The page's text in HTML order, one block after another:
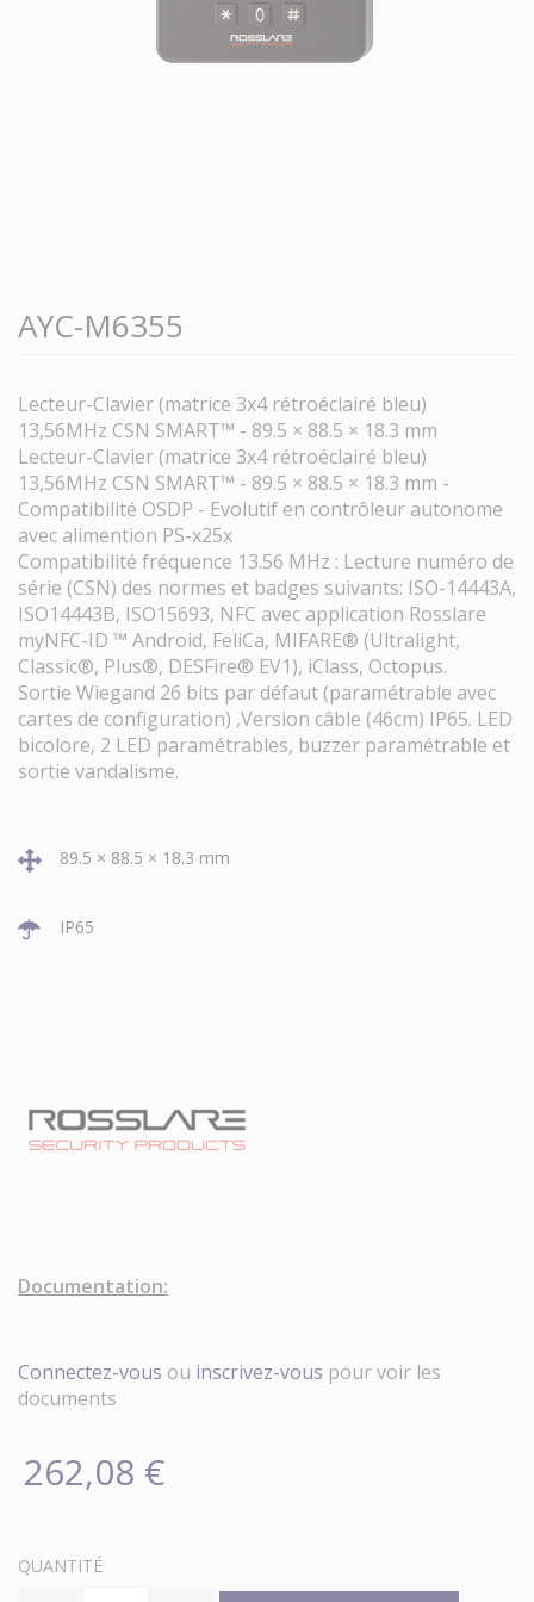
AYC-M6355
Lecteur-Clavier (matrice 3x4 rétroéclairé bleu)
13,56MHz CSN SMART™ - 89.5 × 88.5 × 18.3 mm
Lecteur-Clavier (matrice 3x4 rétroéclairé bleu)
13,56MHz CSN SMART™ - 89.5 × 88.5 × 18.3 mm -
Compatibilité OSDP - Evolutif en contrôleur autonome
avec alimention PS-x25x
Compatibilité fréquence 13.56 MHz : Lecture numéro de
série (CSN) des normes et badges suivants: ISO-14443A,
ISO14443B, ISO15693, NFC avec application Rosslare
myNFC-ID ™ Android, FeliCa, MIFARE® (Ultralight,
Classic®, Plus®, DESFire® EV1), iClass, Octopus.
Sortie Wiegand 26 bits par défaut (paramétrable avec
cartes de configuration) ,Version câble (46cm) IP65. LED
bicolore, 2 LED paramétrables, buzzer paramétrable et
sortie vandalisme.
89.5 × 88.5 × 18.3 mm
IP65
Documentation:
Connectez-vous ou inscrivez-vous pour voir les
documents
262,08 €
QUANTITÉ